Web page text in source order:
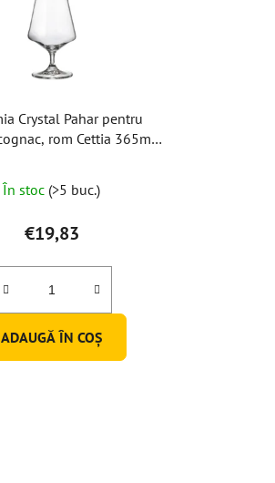
Crystal Pahar pentru
rom Cettia 365ml
În stoc (>5 buc.)
€19,83
ADAUGĂ ÎN COŞ